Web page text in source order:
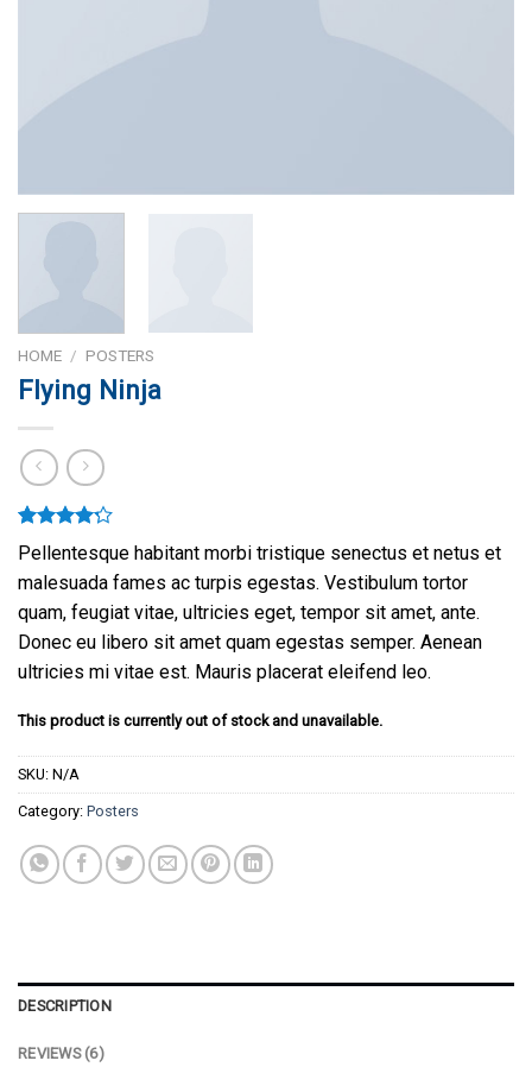
HOME / POSTERS
Flying Ninja
Rated
4.17out
of 5
based on
6
customer
ratings
Pellentesque habitant morbi tristique senectus et netus et
malesuada fames ac turpis egestas. Vestibulum tortor
quam, feugiat vitae, ultricies eget, tempor sit amet, ante.
Donec eu libero sit amet quam egestas semper. Aenean
ultricies mi vitae est. Mauris placerat eleifend leo.
This product is currently out of stock and unavailable.
SKU: N/A
Category: Posters
DESCRIPTION
REVIEWS (6)